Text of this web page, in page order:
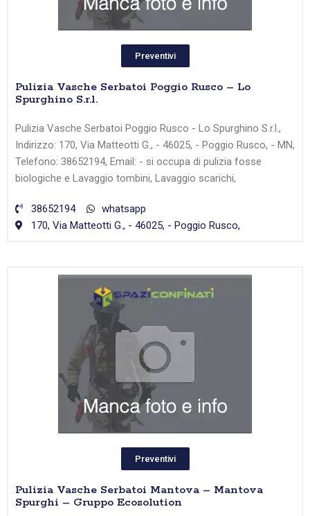
Preventivi
Pulizia Vasche Serbatoi Poggio Rusco – Lo
Spurghino S.r.l.
Pulizia Vasche Serbatoi Poggio Rusco - Lo Spurghino S.r.l.,
Indirizzo: 170, Via Matteotti G., - 46025, - Poggio Rusco, - MN,
Telefono: 38652194, Email: - si occupa di pulizia fosse
biologiche e Lavaggio tombini, Lavaggio scarichi,
38652194
whatsapp
170, Via Matteotti G., - 46025, - Poggio Rusco,
Preventivi
Pulizia Vasche Serbatoi Mantova – Mantova
Spurghi – Gruppo Ecosolution